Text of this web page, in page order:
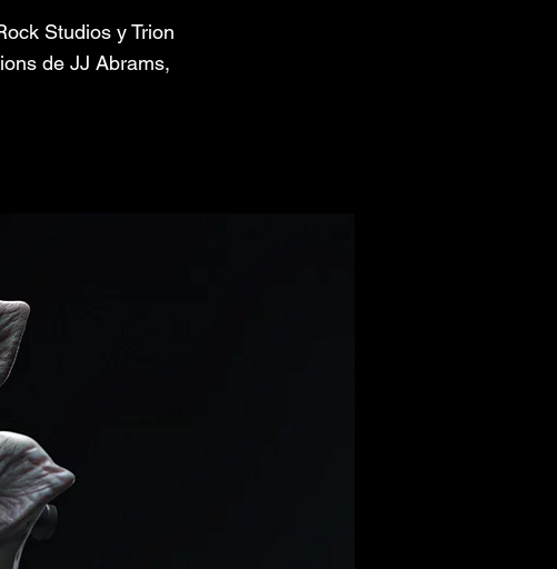
Studios y Trion
de JJ Abrams,